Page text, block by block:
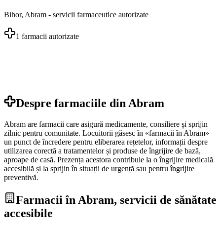
Bihor, Abram - servicii farmaceutice autorizate
1 farmacii autorizate
Despre farmaciile din Abram
Abram are farmacii care asigură medicamente, consiliere și sprijin
zilnic pentru comunitate. Locuitorii găsesc în «farmacii în Abram»
un punct de încredere pentru eliberarea rețetelor, informații despre
utilizarea corectă a tratamentelor și produse de îngrijire de bază,
aproape de casă. Prezența acestora contribuie la o îngrijire medicală
accesibilă și la sprijin în situații de urgență sau pentru îngrijire
preventivă.
Farmacii în Abram, servicii de sănătate
accesibile